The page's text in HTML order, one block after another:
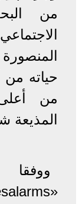
من
حياته
من
المذيعة